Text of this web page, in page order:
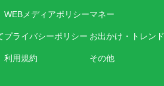
WEBメディアポリシー
プライバシーポリシー
利用規約
マネー
お出かけ・トレンド
その他